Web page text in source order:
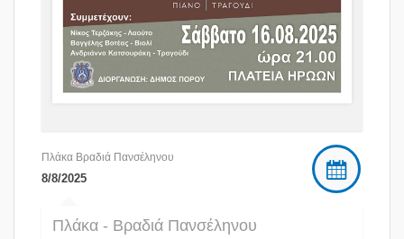
Πλάκα Βραδιά Πανσέληνου
8/8/2025
Πλάκα - Βραδιά Πανσέληνου